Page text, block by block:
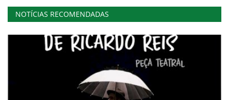
NOTÍCIAS RECOMENDADAS